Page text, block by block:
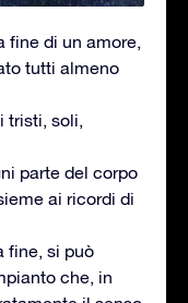
fine di un amore,
tutti almeno
tristi, soli,
parte del corpo
ai ricordi di
fine, si può
che, in